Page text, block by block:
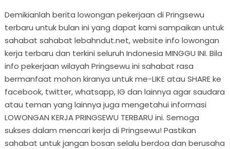
Demikianlah berita lowongan pekerjaan di Pringsewu
terbaru untuk bulan ini yang dapat kami sampaikan untuk
sahabat sahabat lebahndut.net, website info lowongan
kerja terbaru dan terkini seluruh Indonesia MINGGU INI. Bila
info pekerjaan wilayah Pringsewu ini sahabat rasa
bermanfaat mohon kiranya untuk me-LIKE atau SHARE ke
facebook, twitter, whatsapp, IG dan lainnya agar saudara
atau teman yang lainnya juga mengetahui informasi
LOWONGAN KERJA PRINGSEWU TERBARU ini. Semoga
sukses dalam mencari kerja di Pringsewu! Pastikan
sahabat untuk jangan bosan selalu berdoa dan berusaha